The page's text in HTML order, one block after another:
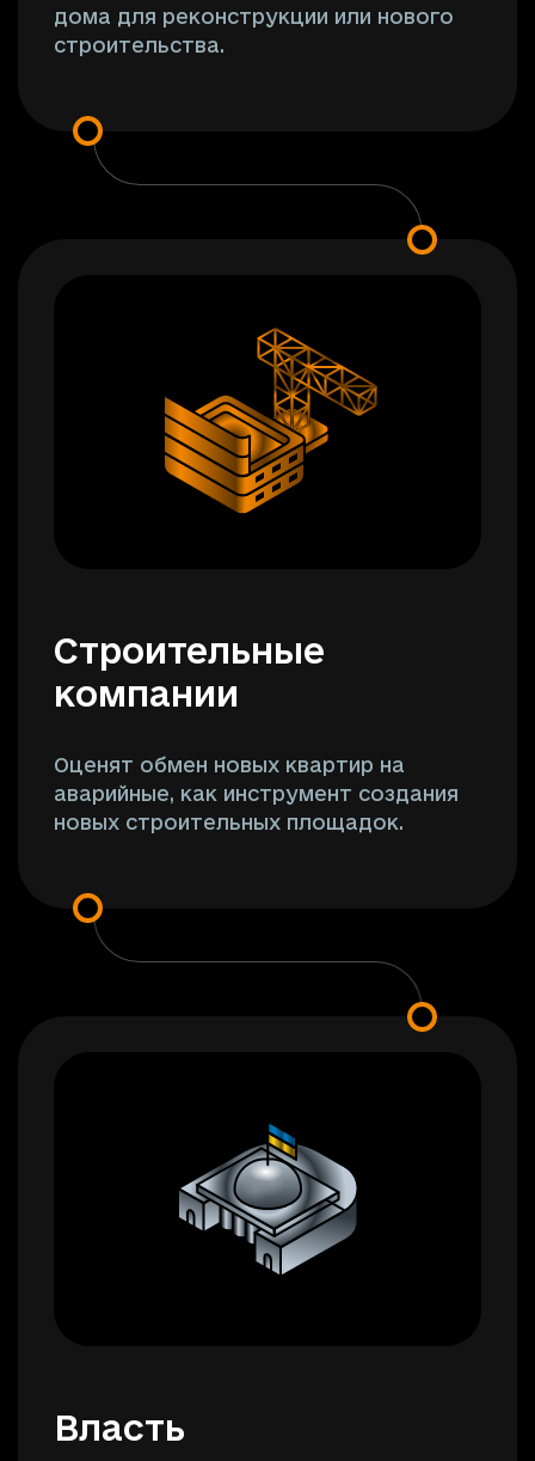
дома для реконструкции или нового
строительства.
Строительные
компании
Оценят обмен новых квартир на
аварийные, как инструмент создания
новых строительных площадок.
Власть